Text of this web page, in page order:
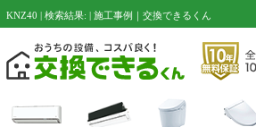
KNZ40 | 検索結果: | 施工事例｜交換できるくん